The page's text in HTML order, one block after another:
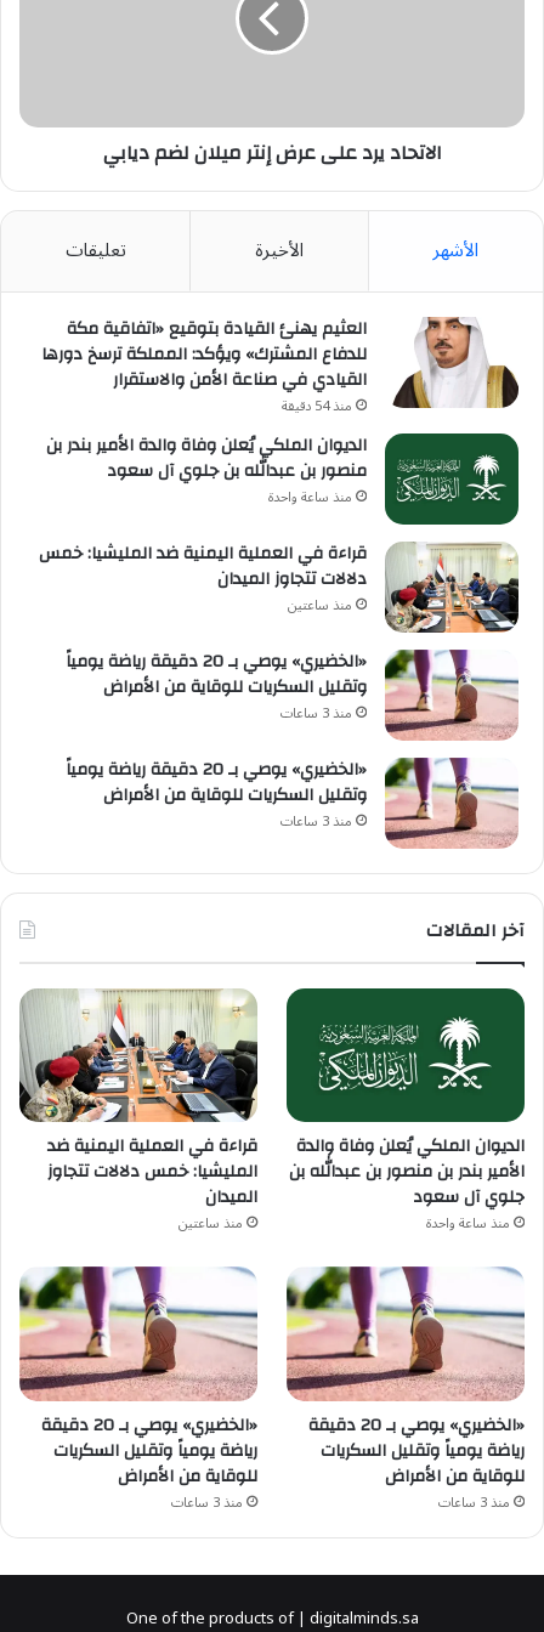
الاتحاد يرد على عرض إنتر ميلان لضم ديابي
الأشهر الأخيرة تعليقات
العثيم يهنئ القيادة بتوقيع «اتفاقية مكة
للدفاع المشترك» ويؤكد: المملكة ترسخ دورها
القيادي في صناعة الأمن والاستقرار
منذ 54 دقيقة
الديوان الملكي يُعلن وفاة والدة الأمير بندر بن
منصور بن عبدالله بن جلوي آل سعود
منذ ساعة واحدة
قراءة في العملية اليمنية ضد المليشيا: خمس
دلالات تتجاوز الميدان
منذ ساعتين
«الخضيري» يوصي بـ 20 دقيقة رياضة يومياً
وتقليل السكريات للوقاية من الأمراض
منذ 3 ساعات
«الخضيري» يوصي بـ 20 دقيقة رياضة يومياً
وتقليل السكريات للوقاية من الأمراض
منذ 3 ساعات
آخر المقالات
الديوان الملكي يُعلن وفاة والدة
الأمير بندر بن منصور بن عبدالله بن
جلوي آل سعود
منذ ساعة واحدة
قراءة في العملية اليمنية ضد
المليشيا: خمس دلالات تتجاوز
الميدان
منذ ساعتين
«الخضيري» يوصي بـ 20 دقيقة
رياضة يومياً وتقليل السكريات
للوقاية من الأمراض
منذ 3 ساعات
«الخضيري» يوصي بـ 20 دقيقة
رياضة يومياً وتقليل السكريات
للوقاية من الأمراض
منذ 3 ساعات
One of the products of | digitalminds.sa